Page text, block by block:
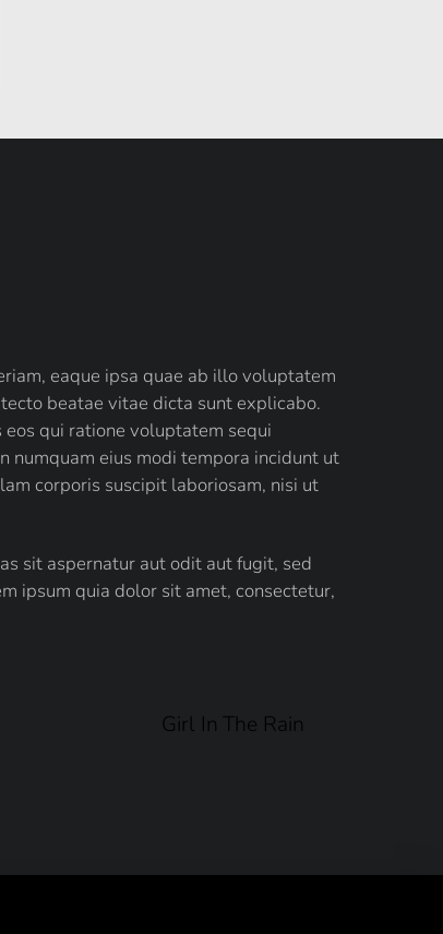
eaque ipsa quae ab illo voluptatem
beatae vitae dicta sunt explicabo.
qui ratione voluptatem sequi
numquam eius modi tempora incidunt ut
corporis suscipit laboriosam, nisi ut
sit aspernatur aut odit aut fugit, sed
ipsum quia dolor sit amet, consectetur,
Girl In The Rain